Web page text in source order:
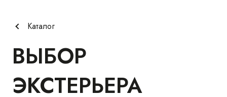
Каталог
ВЫБОР
ЭКСТЕРЬЕРА